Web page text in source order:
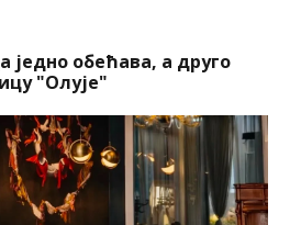
једно обећава, а друго
"Олује"